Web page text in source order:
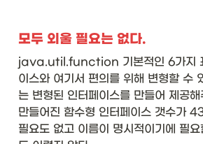
T
>
}
&
\t
ex
t{
T
a
모두 외울 필요는 없다.
java.util.function 기본적인 6가지
이스와 여기서 편의를 위해 변형할 수
는 변형된 인터페이스를 만들어 제공해
만들어진 함수형 인터페이스 갯수가
필요도 없고 이름이 명시적이기에 필